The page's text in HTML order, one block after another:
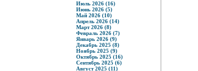
Июль 2026 (16)
Июнь 2026 (5)
Май 2026 (10)
Апрель 2026 (14)
Март 2026 (8)
Февраль 2026 (7)
Январь 2026 (9)
Декабрь 2025 (8)
Ноябрь 2025 (9)
Октябрь 2025 (16)
Сентябрь 2025 (6)
Август 2025 (11)